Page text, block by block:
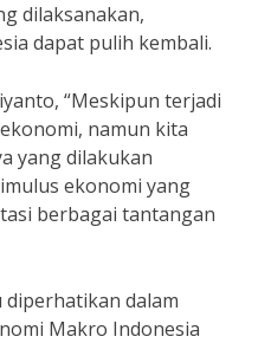
dilaksanakan,
dapat pulih kembali.
“Meskipun terjadi
namun kita
yang dilakukan
ekonomi yang
berbagai tantangan
diperhatikan dalam
Makro Indonesia